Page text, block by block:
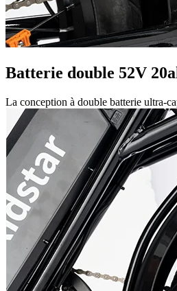
Batterie double 52V
La conception à double batterie ultra-